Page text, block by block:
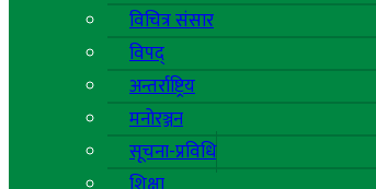
विचित्र संसार
विपद्
अन्तर्राष्ट्रिय
मनोरञ्जन
सूचना-प्रविधि